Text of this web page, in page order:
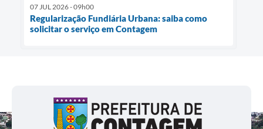
07 JUL 2026 - 09h00
Regularização Fundiária Urbana: saiba como
solicitar o serviço em Contagem